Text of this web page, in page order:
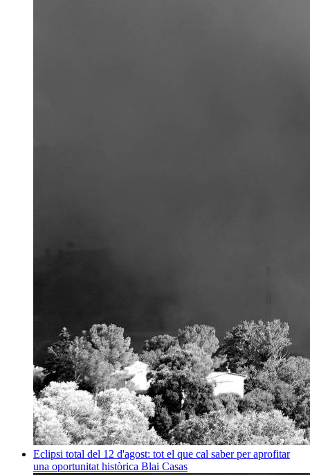
Eclipsi total del 12 d'agost: tot el que cal saber per aprofitar
una oportunitat històrica Blai Casas